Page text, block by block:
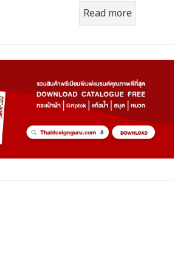
Read more